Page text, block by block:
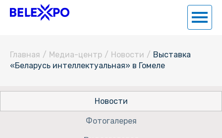
Главная / Медиа-центр / Новости / Выставка
«Беларусь интеллектуальная» в Гомеле
Новости
Фотогалерея